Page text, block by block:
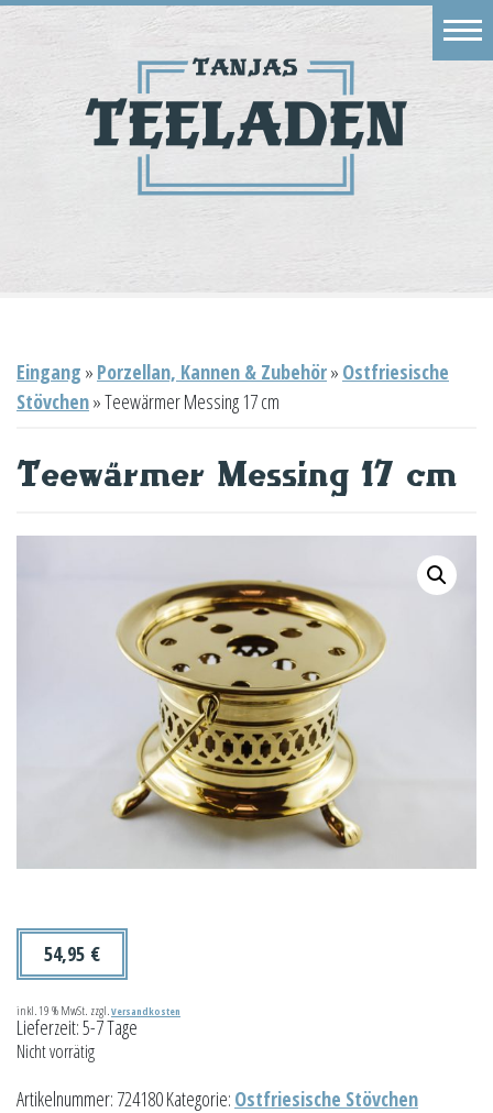
Eingang » Porzellan, Kannen & Zubehör» Ostfriesische
Stövchen»Teewärmer Messing 17 cm
Teewärmer Messing 17 cm
54,95 €
inkl. 19 % MwSt. zzgl. Versandkosten
Lieferzeit:5-7 Tage
Nicht vorrätig
Artikelnummer: 724180Kategorie: Ostfriesische Stövchen
Geschäft